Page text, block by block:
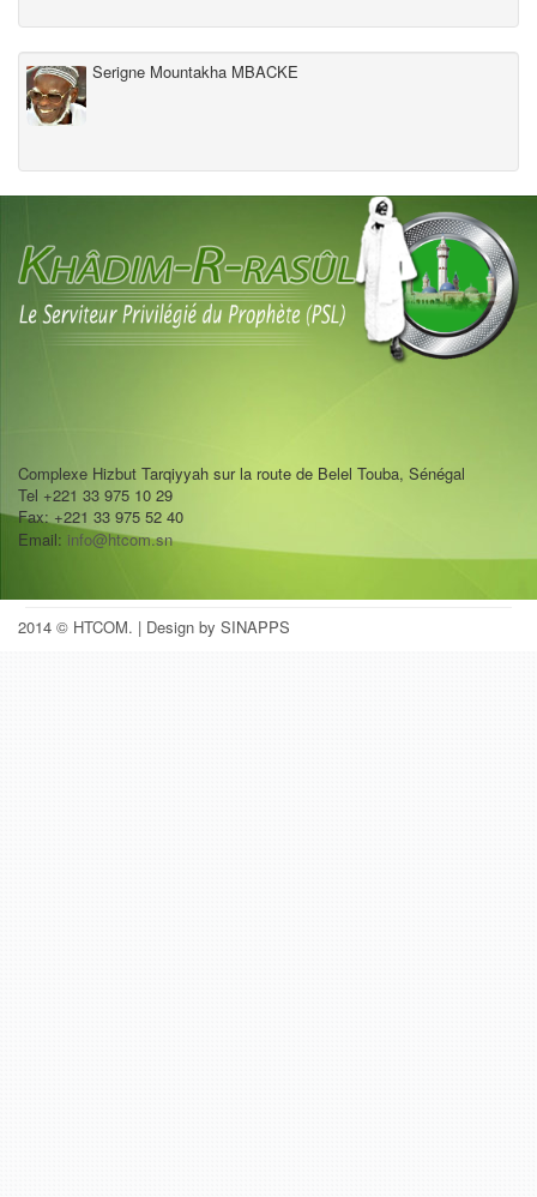
Serigne Mountakha MBACKE
Complexe Hizbut Tarqiyyah sur la route de Belel Touba, Sénégal
Tel +221 33 975 10 29
Fax: +221 33 975 52 40
Email: info@htcom.sn
2014 © HTCOM. | Design by SINAPPS